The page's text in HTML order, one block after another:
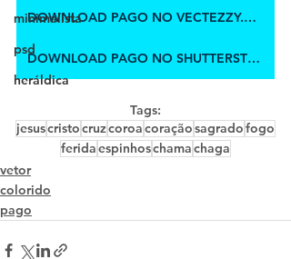
minimalista
psd
heráldica
DOWNLOAD PAGO NO VECTEZZY.COM
DOWNLOAD PAGO NO SHUTTERSTOCK
Tags:
jesuscristocruzcoroacoraçãosagradofogo
feridaespinhoschamachaga
vetor
colorido
pago